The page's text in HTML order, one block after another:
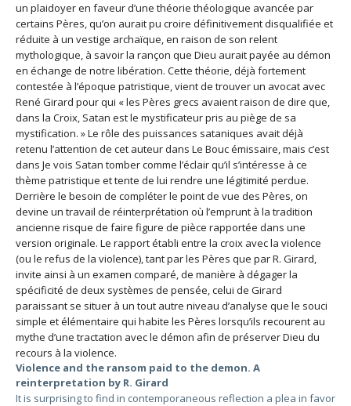
un plaidoyer en faveur d’une théorie théologique avancée par
certains Pères, qu’on aurait pu croire définitivement disqualifiée et
réduite à un vestige archaïque, en raison de son relent
mythologique, à savoir la rançon que Dieu aurait payée au démon
en échange de notre libération. Cette théorie, déjà fortement
contestée à l’époque patristique, vient de trouver un avocat avec
René Girard pour qui « les Pères grecs avaient raison de dire que,
dans la Croix, Satan est le mystificateur pris au piège de sa
mystification. » Le rôle des puissances sataniques avait déjà
retenu l’attention de cet auteur dans Le Bouc émissaire, mais c’est
dans Je vois Satan tomber comme l’éclair qu’il s’intéresse à ce
thème patristique et tente de lui rendre une légitimité perdue.
Derrière le besoin de compléter le point de vue des Pères, on
devine un travail de réinterprétation où l’emprunt à la tradition
ancienne risque de faire figure de pièce rapportée dans une
version originale. Le rapport établi entre la croix avec la violence
(ou le refus de la violence), tant par les Pères que par R. Girard,
invite ainsi à un examen comparé, de manière à dégager la
spécificité de deux systèmes de pensée, celui de Girard
paraissant se situer à un tout autre niveau d’analyse que le souci
simple et élémentaire qui habite les Pères lorsqu’ils recourent au
mythe d’une tractation avec le démon afin de préserver Dieu du
recours à la violence.
Violence and the ransom paid to the demon. A
reinterpretation by R. Girard
It is surprising to find in contemporaneous reflection a plea in favor